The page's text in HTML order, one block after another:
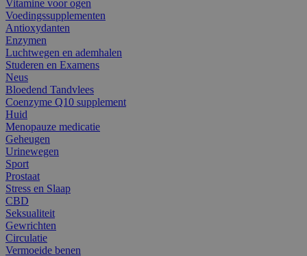
Vitamine voor ogen
Voedingssupplementen
Antioxydanten
Enzymen
Luchtwegen en ademhalen
Studeren en Examens
Neus
Bloedend Tandvlees
Coenzyme Q10 supplement
Huid
Menopauze medicatie
Geheugen
Urinewegen
Sport
Prostaat
Stress en Slaap
CBD
Seksualiteit
Gewrichten
Circulatie
Vermoeide benen